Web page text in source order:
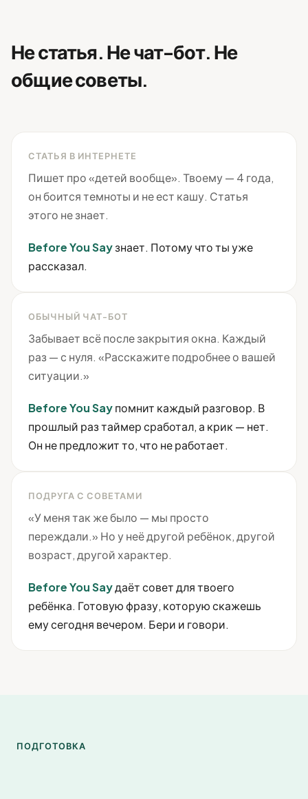
Не статья. Не чат-бот. Не
общие советы.
СТАТЬЯ В ИНТЕРНЕТЕ
Пишет про «детей вообще». Твоему — 4 года,
он боится темноты и не ест кашу. Статья
этого не знает.
Before You Sayзнает. Потому что ты уже
рассказал.
ОБЫЧНЫЙ ЧАТ-БОТ
Забывает всё после закрытия окна. Каждый
раз — с нуля. «Расскажите подробнее о вашей
ситуации.»
Before You Sayпомнит каждый разговор. В
прошлый раз таймер сработал, а крик — нет.
Он не предложит то, что не работает.
ПОДРУГА С СОВЕТАМИ
«У меня так же было — мы просто
переждали.» Но у неё другой ребёнок, другой
возраст, другой характер.
Before You Sayдаёт совет для твоего
ребёнка. Готовую фразу, которую скажешь
ему сегодня вечером. Бери и говори.
ПОДГОТОВКА